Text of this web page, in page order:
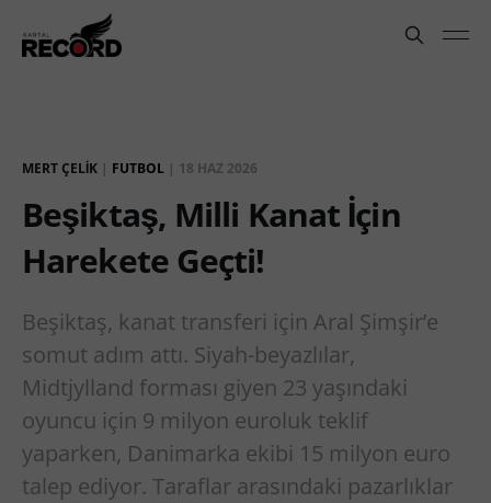
MERT ÇELIK | FUTBOL | 18 HAZ 2026
Beşiktaş, Milli Kanat İçin
Harekete Geçti!
Beşiktaş, kanat transferi için Aral Şimşir’e
somut adım attı. Siyah-beyazlılar,
Midtjylland forması giyen 23 yaşındaki
oyuncu için 9 milyon euroluk teklif
yaparken, Danimarka ekibi 15 milyon euro
talep ediyor. Taraflar arasındaki pazarlıklar